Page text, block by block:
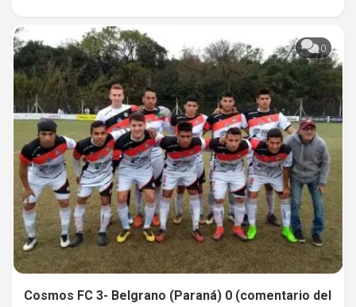
0
Cosmos FC 3- Belgrano (Paraná) 0 (comentario del